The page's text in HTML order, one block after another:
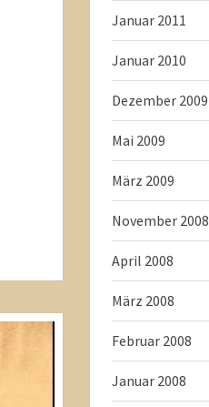
Januar 2011
Januar 2010
Dezember 2009
Mai 2009
März 2009
November 2008
April 2008
März 2008
Februar 2008
Januar 2008